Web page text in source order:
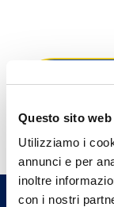
Questo sito
Utilizziamo i
annunci e per
inoltre
con i nostri
Hai
Trova
un nostro